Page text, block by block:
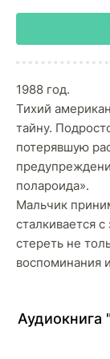
1988 год.
Тихий
тайну.
потерявшую
полароида».
Мальчик
сталкивается
стереть не
воспоминания